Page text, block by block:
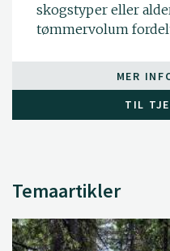
skogstyper eller
tømmervolum
MER
TIL
Temaartikler